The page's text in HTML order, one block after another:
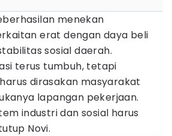
menekan
erat dengan daya beli
sosial daerah.
terus tumbuh, tetapi
dirasakan masyarakat
lapangan pekerjaan.
industri dan sosial harus
Novi.